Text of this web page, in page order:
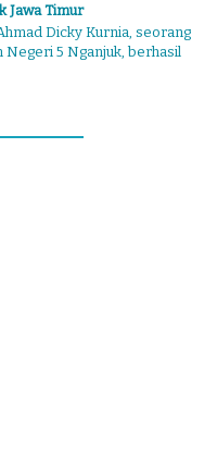
Jawa Timur
Dicky Kurnia, seorang
Negeri 5 Nganjuk, berhasil